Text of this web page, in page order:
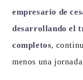
empresario de
desarrollando el
completos,
menos una